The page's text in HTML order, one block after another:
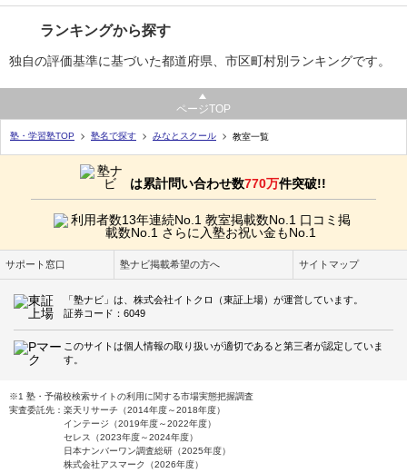
ランキングから探す
独自の評価基準に基づいた都道府県、市区町村別ランキングです。
ページTOP
塾・学習塾TOP 塾名で探す みなとスクール 教室一覧
は累計問い合わせ数770万件突破!!
サポート窓口 塾ナビ掲載希望の方へ サイトマップ
「塾ナビ」は、株式会社イトクロ（東証上場）が運営しています。
証券コード：6049
このサイトは個人情報の取り扱いが適切であると第三者が認定していま
す。
※1 塾・予備校検索サイトの利用に関する市場実態把握調査
実査委託先：楽天リサーチ（2014年度～2018年度）
インテージ（2019年度～2022年度）
セレス（2023年度～2024年度）
日本ナンバーワン調査総研（2025年度）
株式会社アスマーク（2026年度）